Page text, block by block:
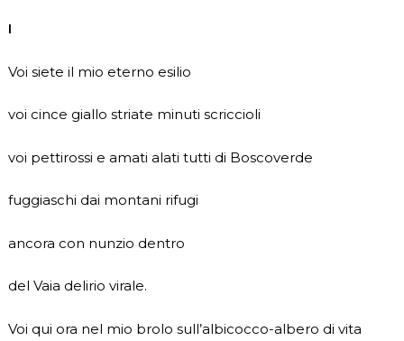
I
Voi siete il mio eterno esilio
voi cince giallo striate minuti scriccioli
voi pettirossi e amati alati tutti di Boscoverde
fuggiaschi dai montani rifugi
ancora con nunzio dentro
del Vaia delirio virale.
Voi qui ora nel mio brolo sull’albicocco-albero di vita